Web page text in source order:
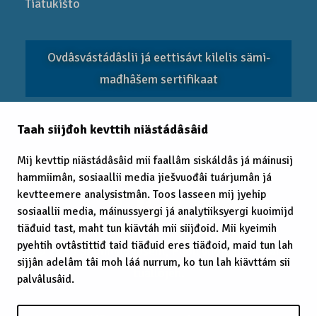
Taah siijđoh kevttih niästádâsâid
Mij kevttip niästádâsâid mii faallâm siskáldâs já máinusij
hammiimân, sosiaallii media jiešvuođâi tuárjumân já
kevtteemere analysistmân. Toos lasseen mij jyehip
sosiaallii media, máinussyergi já analytiiksyergi kuoimijd
tiäđuid tast, maht tun kiävtáh mii siijđoid. Mii kyeimih
pyehtih ovtâstittiđ taid tiäđuid eres tiäđoid, maid tun lah
sijjân adelâm tâi moh láá nurrum, ko tun lah kiävttám sii
palvâlusâid.
Tiätukišto
Ovdâsvástádâslii já eettisávt kilelis sämi­
mađhâšem sertifikaat
EITC 2025
© 2025 Sämimađhâšem, Puoh vuoigâdvuođah
tuállojeh.